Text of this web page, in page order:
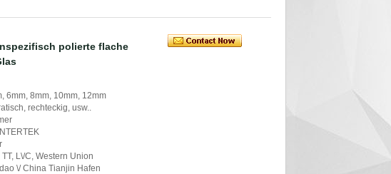
polierte flache
6mm, 8mm, 10mm, 12mm
rechteckig, usw..
L\/C, Western Union
\/ China Tianjin Hafen